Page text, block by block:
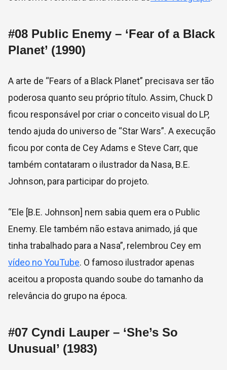
#08 Public Enemy – ‘Fear of a Black
Planet’ (1990)
A arte de “Fears of a Black Planet” precisava ser tão
poderosa quanto seu próprio título. Assim, Chuck D
ficou responsável por criar o conceito visual do LP,
tendo ajuda do universo de “Star Wars”. A execução
ficou por conta de Cey Adams e Steve Carr, que
também contataram o ilustrador da Nasa, B.E.
Johnson, para participar do projeto.
“Ele [B.E. Johnson] nem sabia quem era o Public
Enemy. Ele também não estava animado, já que
tinha trabalhado para a Nasa”, relembrou Cey em
vídeo no YouTube. O famoso ilustrador apenas
aceitou a proposta quando soube do tamanho da
relevância do grupo na época.
#07 Cyndi Lauper – ‘She’s So
Unusual’ (1983)